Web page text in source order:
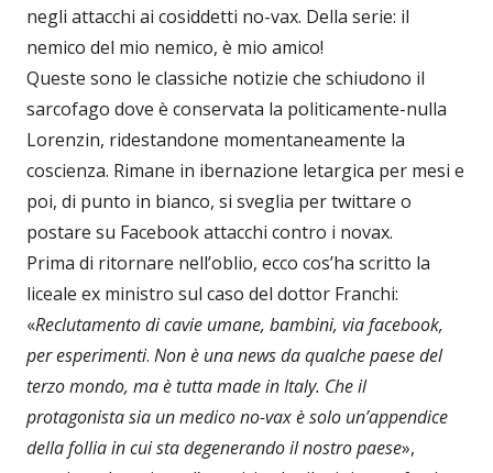
negli attacchi ai cosiddetti no-vax. Della serie: il
nemico del mio nemico, è mio amico!
Queste sono le classiche notizie che schiudono il
sarcofago dove è conservata la politicamente-nulla
Lorenzin, ridestandone momentaneamente la
coscienza. Rimane in ibernazione letargica per mesi e
poi, di punto in bianco, si sveglia per twittare o
postare su Facebook attacchi contro i novax.
Prima di ritornare nell’oblio, ecco cos’ha scritto la
liceale ex ministro sul caso del dottor Franchi:
«Reclutamento di cavie umane, bambini, via facebook,
per esperimenti. Non è una news da qualche paese del
terzo mondo, ma è tutta made in Italy. Che il
protagonista sia un medico no-vax è solo un’appendice
della follia in cui sta degenerando il nostro paese»,